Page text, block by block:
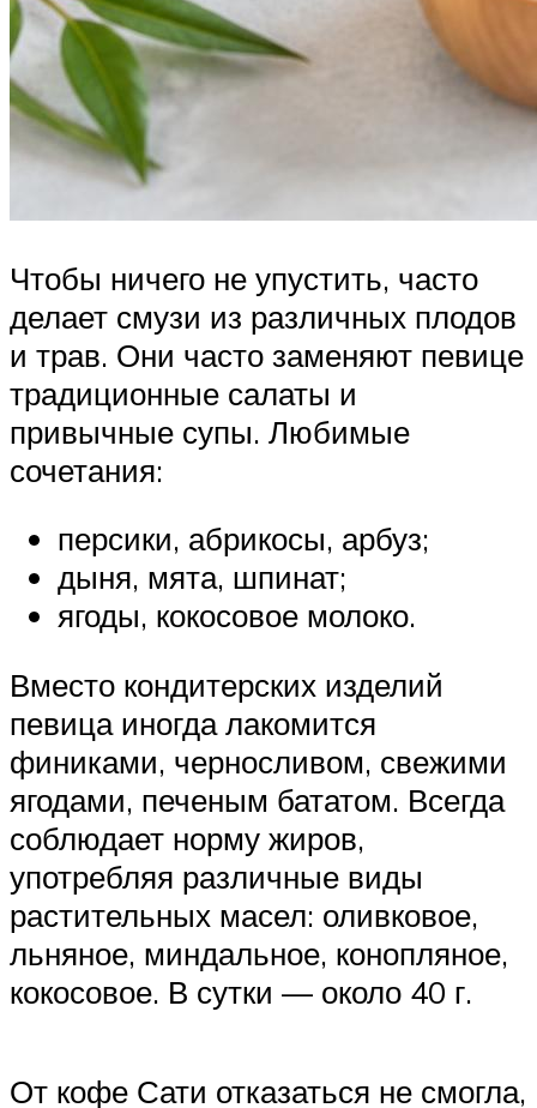
Чтобы ничего не упустить, часто
делает смузи из различных плодов
и трав. Они часто заменяют певице
традиционные салаты и
привычные супы. Любимые
сочетания:
персики, абрикосы, арбуз;
дыня, мята, шпинат;
ягоды, кокосовое молоко.
Вместо кондитерских изделий
певица иногда лакомится
финиками, черносливом, свежими
ягодами, печеным бататом. Всегда
соблюдает норму жиров,
употребляя различные виды
растительных масел: оливковое,
льняное, миндальное, конопляное,
кокосовое. В сутки — около 40 г.
От кофе Сати отказаться не смогла,